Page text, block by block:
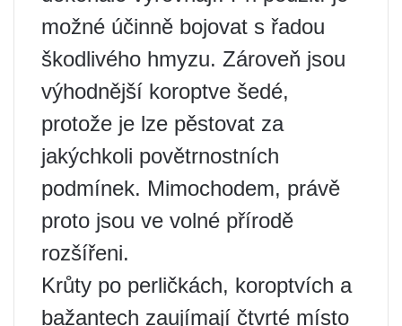
možné účinně bojovat s řadou
škodlivého hmyzu. Zároveň jsou
výhodnější koroptve šedé,
protože je lze pěstovat za
jakýchkoli povětrnostních
podmínek. Mimochodem, právě
proto jsou ve volné přírodě
rozšířeni.
Krůty po perličkách, koroptvích a
bažantech zaujímají čtvrté místo